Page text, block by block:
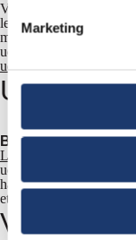
Marketing
Vi leverer teknikken til
leveret og installeret
museer, udstillinger og
udvalgte cases. Se også
udstillinger
Udlejning
Bemærk:Vi har
Læs mere om udlejning
udlejningsopgaver fra
har vi udlejet AV-
et lille udsnit af udvalgte